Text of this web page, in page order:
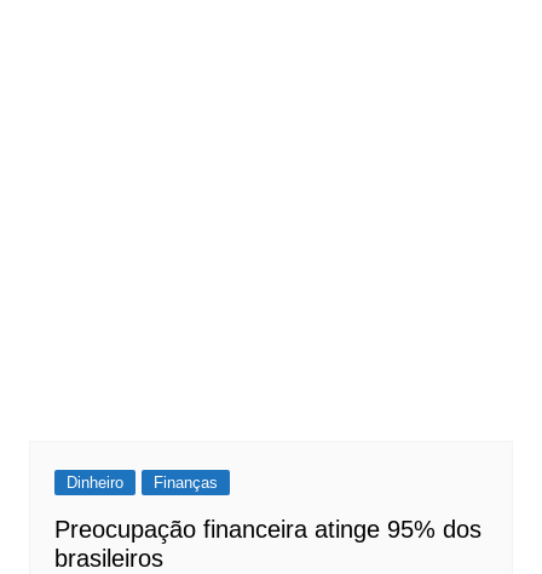
Dinheiro Finanças
Preocupação financeira atinge 95% dos
brasileiros